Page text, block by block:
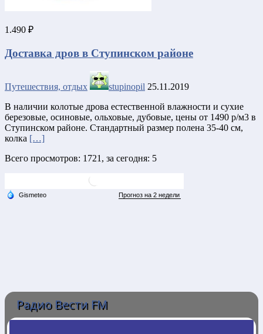
1.490 ₽
Доставка дров в Ступинском районе
Путешествия, отдых stupinopil 25.11.2019
В наличии колотые дрова естественной влажности и сухие
березовые, осиновые, ольховые, дубовые, цены от 1490 р/м3 в
Ступинском районе. Стандартный размер полена 35-40 см,
колка […]
Всего просмотров: 1721, за сегодня: 5
Радио Вести FM